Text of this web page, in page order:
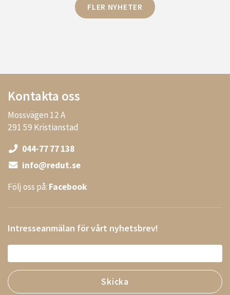
FLER NYHETER
Kontakta oss
Mossvägen 12 A
291 59 Kristianstad
044-77 77 138
info@redut.se
Följ oss på: Facebook
Intresseanmälan för vårt nyhetsbrev!